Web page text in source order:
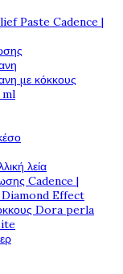
Paste Cadence |
με κόκκους
ml
λεία
Cadence |
Diamond Effect
Dora perla